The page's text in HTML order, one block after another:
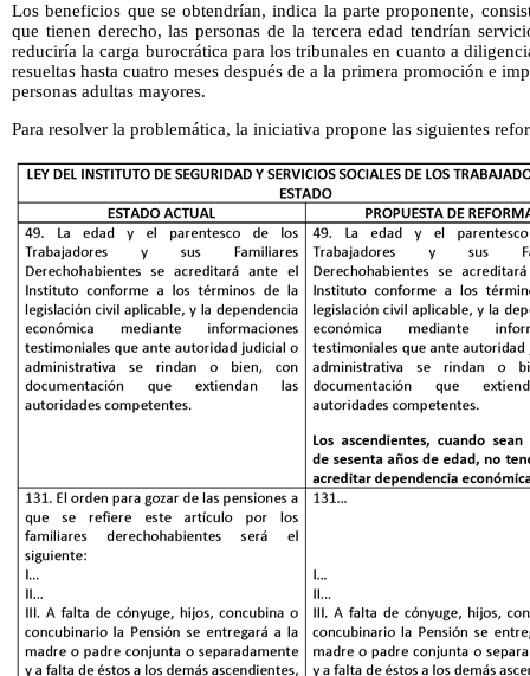
Los beneficios que se obtendrían, indica la parte proponente,
que tienen derecho, las personas de la tercera edad tendrían
reduciría la carga burocrática para los tribunales en cuanto a
resueltas hasta cuatro meses después de a la primera promoción e
personas adultas mayores.
Para resolver la problemática, la iniciativa propone las siguientes